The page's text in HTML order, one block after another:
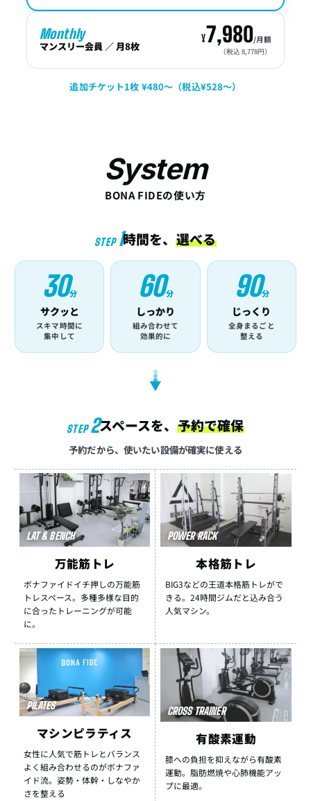
Monthly
マンスリー会員 ／ 月8枚 7,980/月額
（税込 8,778円）
追加チケット1枚 ¥480〜（税込¥528〜）
System
BONA FIDEの使い方
STEP 1時間を、 選べる
30分
サクッと
スキマ時間に
集中して
60分
しっかり
組み合わせて
効果的に
90分
じっくり
全身まるごと
整える
▼
STEP 2スペースを、 予約で確保
予約だから、使いたい設備が確実に使える
LAT & BENCH
万能筋トレ
ボナファイドイチ押しの万能筋
トレスペース。多種多様な目的
に合ったトレーニングが可能
に。
POWER RACK
本格筋トレ
BIG3などの王道本格筋トレがで
きる。24時間ジムだと込み合う
人気マシン。
PILATES
マシンピラティス
女性に人気で筋トレとバランス
よく組み合わせるのがボナファ
イド流。姿勢・体幹・しなやか
さを整える
CROSS TRAINER
有酸素運動
膝への負担を抑えながら有酸素
運動。脂肪燃焼や心肺機能アッ
プに最適。